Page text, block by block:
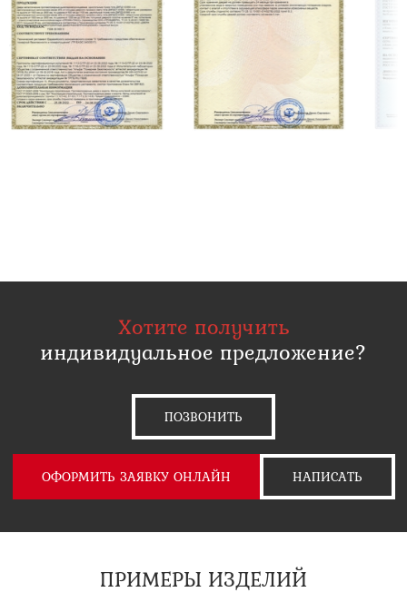
Хотите получить
индивидуальное предложение?
ПОЗВОНИТЬ
ОФОРМИТЬ ЗАЯВКУ ОНЛАЙН НАПИСАТЬ
ПРИМЕРЫ ИЗДЕЛИЙ